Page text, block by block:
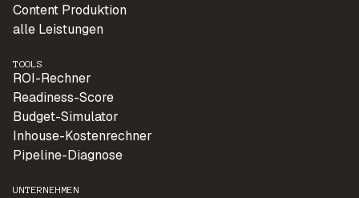
Content Produktion
alle Leistungen
TOOLS
ROI-Rechner
Readiness-Score
Budget-Simulator
Inhouse-Kostenrechner
Pipeline-Diagnose
UNTERNEHMEN